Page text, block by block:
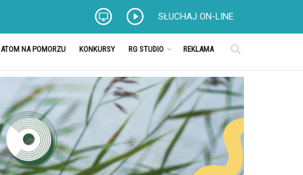
SŁUCHAJ ON-LINE
ATOM NA POMORZU KONKURSY RG STUDIO REKLAMA